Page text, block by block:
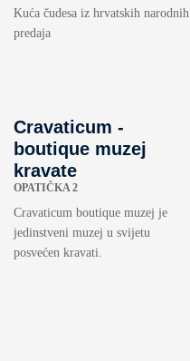
Kuća čudesa iz hrvatskih narodnih
predaja
Cravaticum -
boutique muzej
kravate
OPATIČKA 2
Cravaticum boutique muzej je
jedinstveni muzej u svijetu
posvećen kravati.